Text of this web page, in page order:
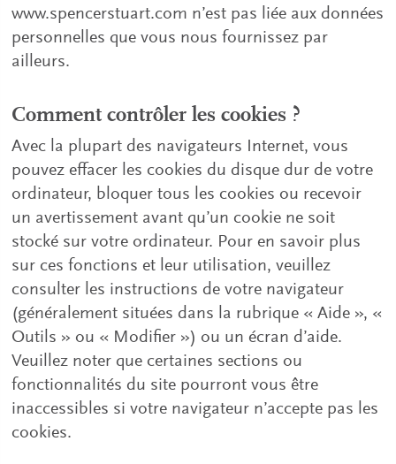
www.spencerstuart.com n’est pas liée aux données
personnelles que vous nous fournissez par
ailleurs.
Comment contrôler les cookies ?
Avec la plupart des navigateurs Internet, vous
pouvez effacer les cookies du disque dur de votre
ordinateur, bloquer tous les cookies ou recevoir
un avertissement avant qu’un cookie ne soit
stocké sur votre ordinateur. Pour en savoir plus
sur ces fonctions et leur utilisation, veuillez
consulter les instructions de votre navigateur
(généralement situées dans la rubrique « Aide », «
Outils » ou « Modifier ») ou un écran d’aide.
Veuillez noter que certaines sections ou
fonctionnalités du site pourront vous être
inaccessibles si votre navigateur n’accepte pas les
cookies.